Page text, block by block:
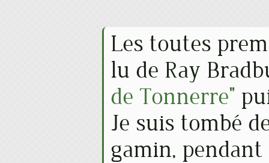
Les toutes
lu de Ray
de Tonnerre"
Je suis tombé
gamin, pendant